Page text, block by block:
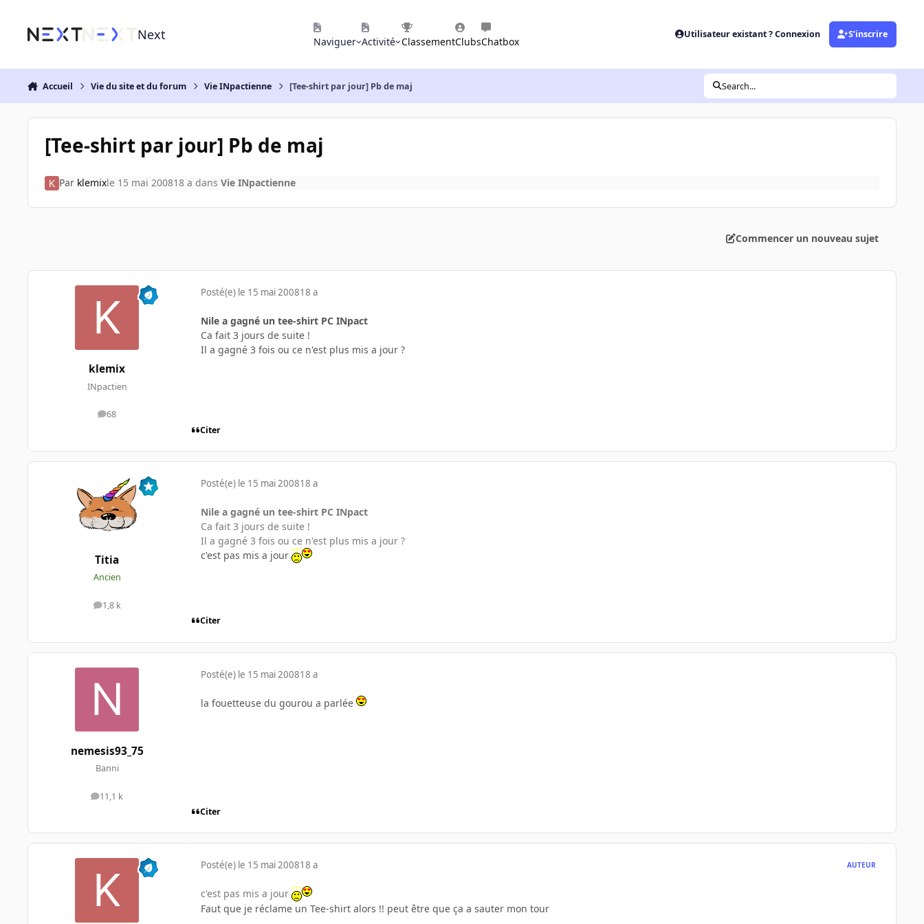
Next Naviguer Activité ClassementClubsChatbox
Utilisateur existant ? Connexion S’inscrire
Accueil Vie du site et du forum Vie INpactienne [Tee-shirt par jour] Pb de maj Search...
[Tee-shirt par jour] Pb de maj
Par klemixle 15 mai 200818 a dans Vie INpactienne
Commencer un nouveau sujet
klemix
INpactien
68
messages
Posté(e) le 15 mai 200818 a
Nile a gagné un tee-shirt PC INpact
Ca fait 3 jours de suite !
Il a gagné 3 fois ou ce n'est plus mis a jour ?
Citer
Titia
Ancien
1,8 k
messages
Posté(e) le 15 mai 200818 a
Nile a gagné un tee-shirt PC INpact
Ca fait 3 jours de suite !
Il a gagné 3 fois ou ce n'est plus mis a jour ?
c'est pas mis a jour
Citer
nemesis93_75
Banni
11,1 k
messages
Posté(e) le 15 mai 200818 a
la fouetteuse du gourou a parlée
Citer
Posté(e) le 15 mai 200818 a AUTEUR
c'est pas mis a jour
Faut que je réclame un Tee-shirt alors !! peut être que ça a sauter mon tour